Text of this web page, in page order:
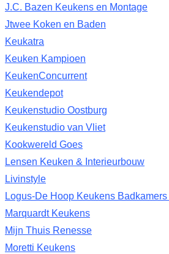
J.C. Bazen Keukens en Montage
Jtwee Koken en Baden
Keukatra
Keuken Kampioen
KeukenConcurrent
Keukendepot
Keukenstudio Oostburg
Keukenstudio van Vliet
Kookwereld Goes
Lensen Keuken & Interieurbouw
Livinstyle
Logus-De Hoop Keukens Badkamers
Marquardt Keukens
Mijn Thuis Renesse
Moretti Keukens